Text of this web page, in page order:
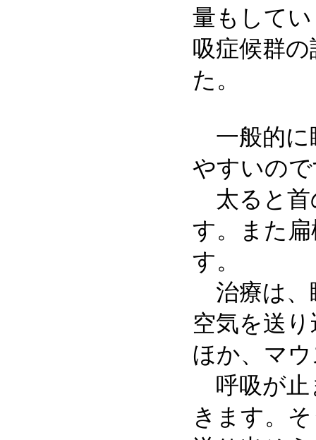
量もして
吸症候群
た。
一般的に
やすいの
太ると首
す。また
す。
治療は、
空気を送
ほか、マ
呼吸が止
きます。